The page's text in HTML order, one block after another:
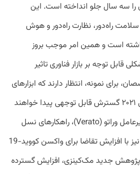
را سه سال جلو انداخته است. این
راه‌دور، نظارت راه‌دور و هوش
است و همین امر موجب بروز
توجه بر بازار فناوری تاثیر
برای نمونه، انتظار دارند که ابزارهای
ارتباطی و مشارکتی در سال ۲۰۲۱ گسترش قابل توجهی پیدا خواهند
کرد. به زعم مارک لارو، مدیرعامل وراتو (Verato)، راهکارهای نسل
بعدی برای ارزیابی بیماران نیز با افزایش تقاضا برای واکسن کووید-19
جدید مک‌کینزی، افزایش گسترده